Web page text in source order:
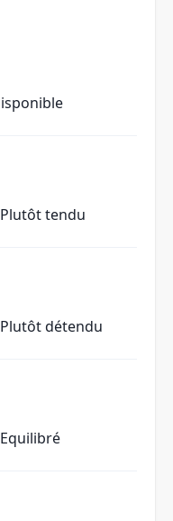
Plutôt tendu
Plutôt détendu
Equilibré